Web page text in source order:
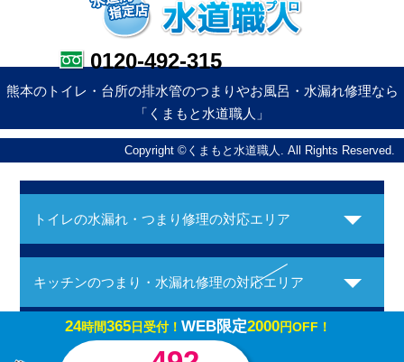
0120-492-315
熊本のトイレ・台所の排水管のつまりやお風呂・水漏れ修理なら
「くまもと水道職人」
Copyright ©くまもと水道職人. All Rights Reserved.
トイレの水漏れ・つまり修理の対応エリア
キッチンのつまり・水漏れ修理の対応エリア
お風呂の水漏れ・つまり修理の対応エリア
24時間365日受付！ WEB限定2000円OFF！